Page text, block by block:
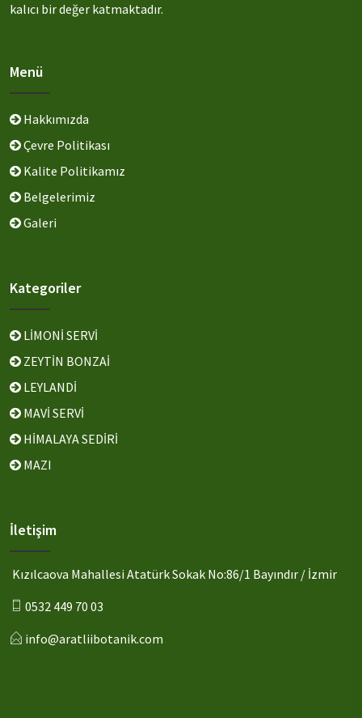
kalıcı bir değer katmaktadır.
Menü
Hakkımızda
Çevre Politikası
Kalite Politikamız
Belgelerimiz
Galeri
Kategoriler
LİMONİ SERVİ
ZEYTİN BONZAİ
LEYLANDİ
MAVİ SERVİ
HİMALAYA SEDİRİ
MAZI
İletişim
Kızılcaova Mahallesi Atatürk Sokak No:86/1 Bayındır / İzmir
0532 449 70 03
info@aratliibotanik.com